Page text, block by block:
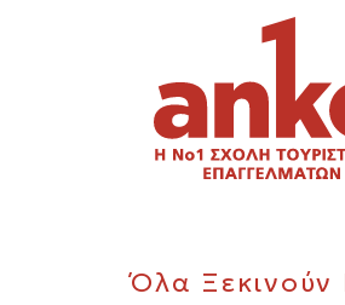
Όλα Ξεκινούν